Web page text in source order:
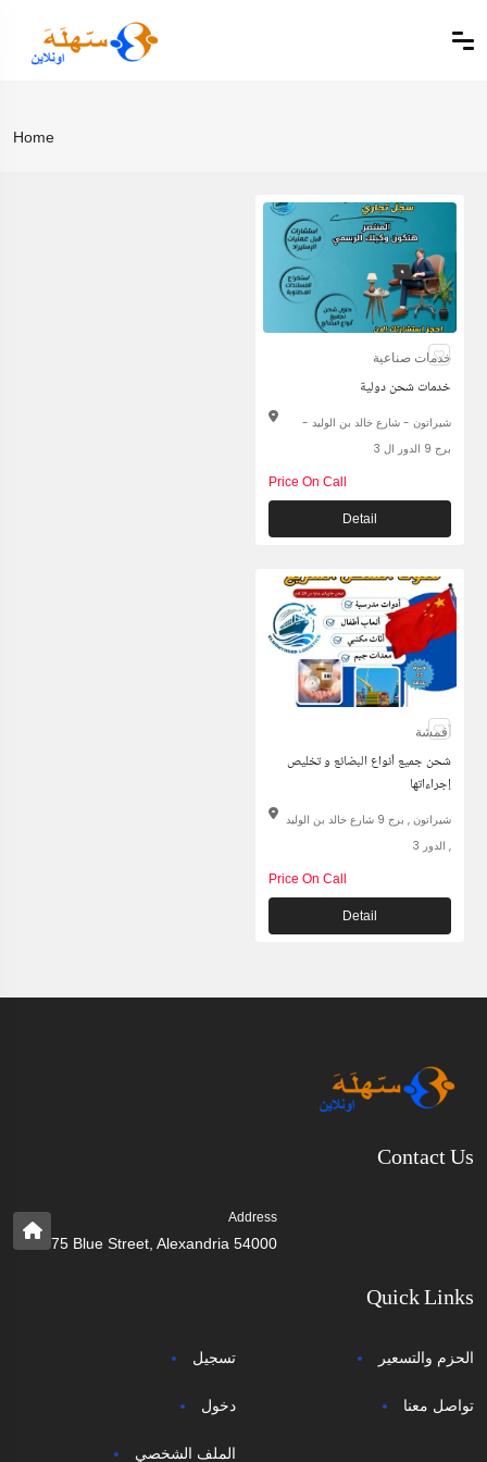
Home
خدمات صناعية
خدمات شحن دولية
شيراتون - شارع خالد بن الوليد -
برج 9 الدور ال 3
Price On Call
Detail
أقمشة
شحن جميع أنواع البضائع و تخليص
إجراءاتها
شيراتون , برج 9 شارع خالد بن الوليد
, الدور 3
Price On Call
Detail
Contact Us
Address
75 Blue Street, Alexandria 54000
Quick Links
تسجيل
دخول
الملف الشخصي
الحزم والتسعير
تواصل معنا